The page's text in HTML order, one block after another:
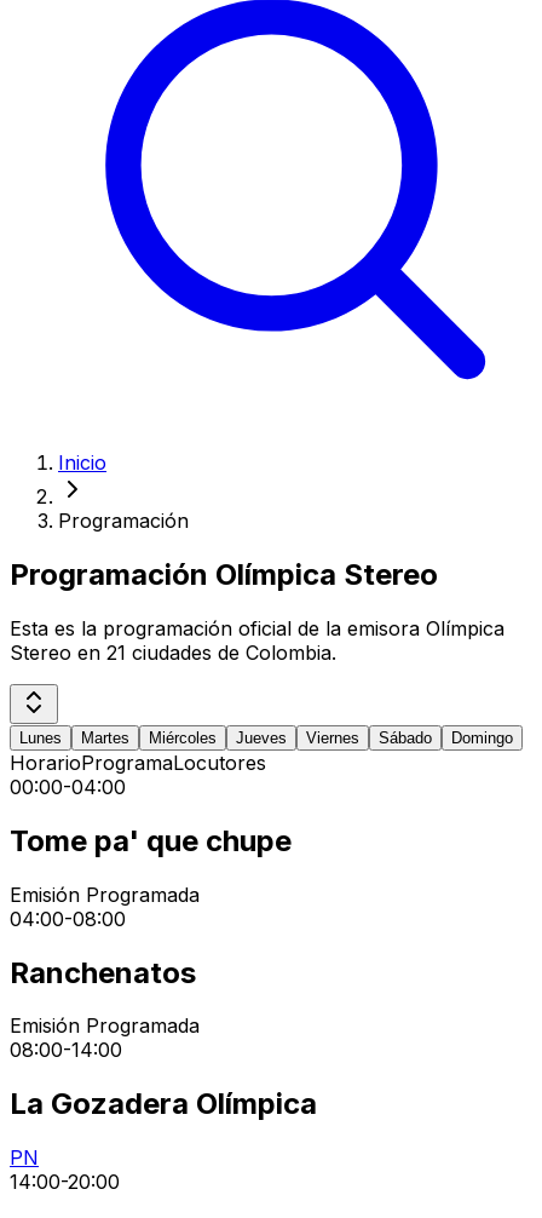
Inicio
Programación
Programación Olímpica Stereo
Esta es la programación oficial de la emisora Olímpica
Stereo en 21 ciudades de Colombia.
Lunes Martes Miércoles Jueves Viernes Sábado Domingo
HorarioProgramaLocutores
00:00-04:00
Tome pa' que chupe
Emisión Programada
04:00-08:00
Ranchenatos
Emisión Programada
08:00-14:00
La Gozadera Olímpica
PN
14:00-20:00